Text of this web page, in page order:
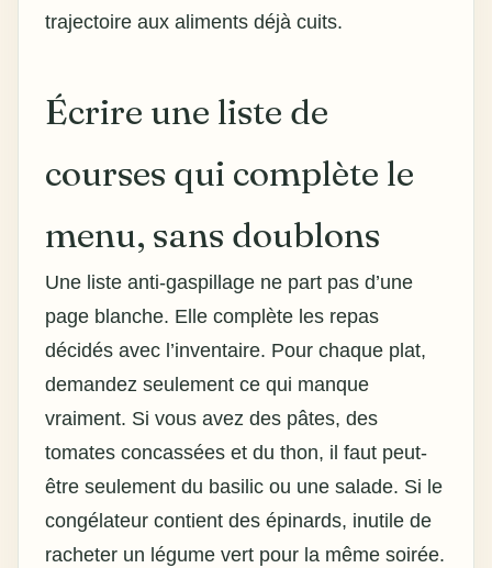
trajectoire aux aliments déjà cuits.
Écrire une liste de
courses qui complète le
menu, sans doublons
Une liste anti-gaspillage ne part pas d’une
page blanche. Elle complète les repas
décidés avec l’inventaire. Pour chaque plat,
demandez seulement ce qui manque
vraiment. Si vous avez des pâtes, des
tomates concassées et du thon, il faut peut-
être seulement du basilic ou une salade. Si le
congélateur contient des épinards, inutile de
racheter un légume vert pour la même soirée.